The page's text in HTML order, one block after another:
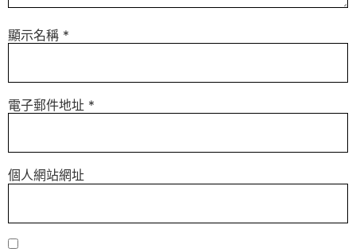
顯示名稱 *
電子郵件地址 *
個人網站網址